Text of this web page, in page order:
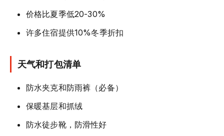
价格比夏季低20-30%
许多住宿提供10%冬季折扣
天气和打包清单
防水夹克和防雨裤（必备）
保暖基层和抓绒
防水徒步靴，防滑性好